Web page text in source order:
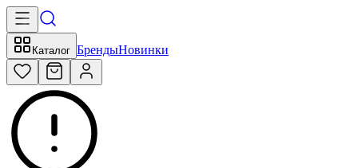
Каталог БрендыНовинки